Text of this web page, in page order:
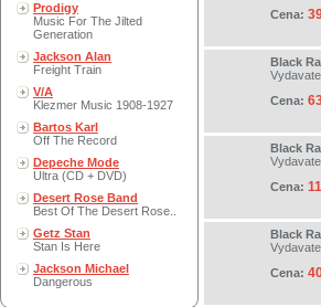
Prodigy
Music For The Jilted
Generation
Jackson Alan
Freight Train
V/A
Klezmer Music 1908-1927
Bartos Karl
Off The Record
Depeche Mode
Ultra (CD + DVD)
Desert Rose Band
Best Of The Desert Rose..
Getz Stan
Stan Is Here
Jackson Michael
Dangerous
Cena:
Black
Cena:
Black
Cena:
Black
Cena: